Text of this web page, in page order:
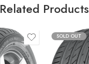
Related Products
SOLD OUT